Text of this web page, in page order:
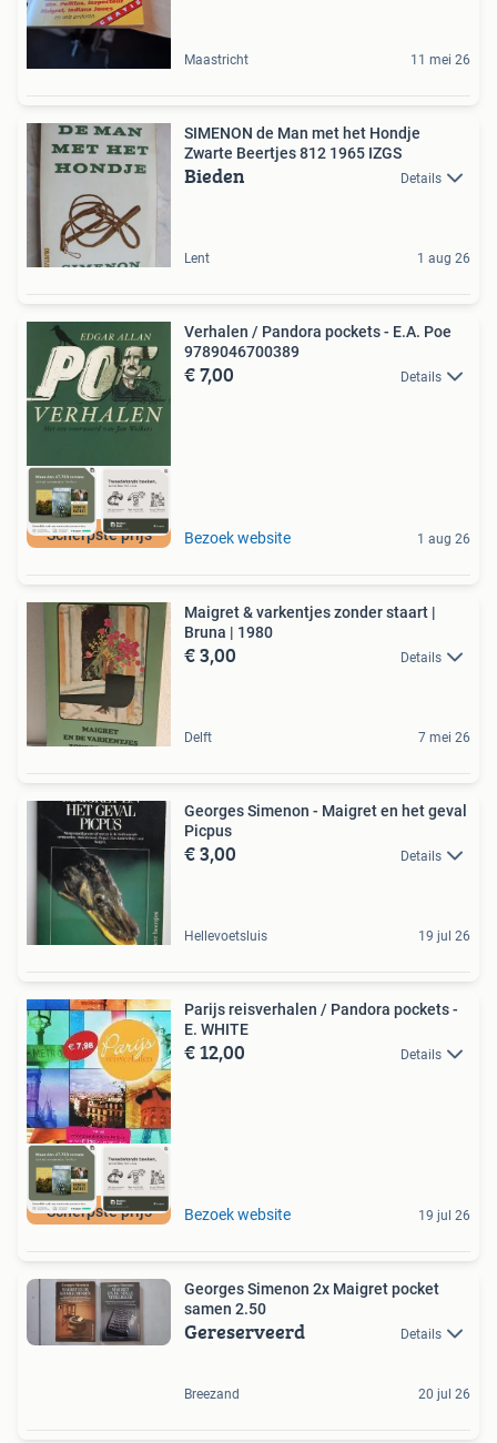
Maastricht 11 mei 26
SIMENON de Man met het Hondje
Zwarte Beertjes 812 1965 IZGS
Bieden Details
Lent 1 aug 26
Scherpste prijs
Verhalen / Pandora pockets - E.A. Poe
9789046700389
€ 7,00 Details
Bezoek website 1 aug 26
Maigret & varkentjes zonder staart |
Bruna | 1980
€ 3,00 Details
Delft 7 mei 26
Georges Simenon - Maigret en het geval
Picpus
€ 3,00 Details
Hellevoetsluis 19 jul 26
Scherpste prijs
Parijs reisverhalen / Pandora pockets -
E. WHITE
€ 12,00 Details
Bezoek website 19 jul 26
Georges Simenon 2x Maigret pocket
samen 2.50
Gereserveerd Details
Breezand 20 jul 26